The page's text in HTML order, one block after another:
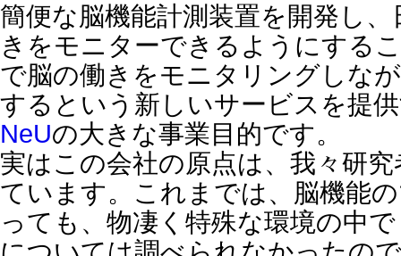
簡便な脳機能計測装置を開発し
きをモニターできるようにする
で脳の働きをモニタリングしな
するという新しいサービスを提
NeUの大きな事業目的です。
実はこの会社の原点は、我々研
ています。これまでは、脳機能
っても、物凄く特殊な環境の中